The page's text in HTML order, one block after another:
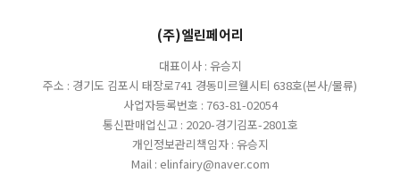
(주)엘린페어리
대표이사 : 유승지
주소 : 경기도 김포시 태장로741 경동미르웰시티 638호(본사/물류)
사업자등록번호 : 763-81-02054
통신판매업신고 : 2020-경기김포-2801호
개인정보관리책임자 : 유승지
Mail : elinfairy@naver.com